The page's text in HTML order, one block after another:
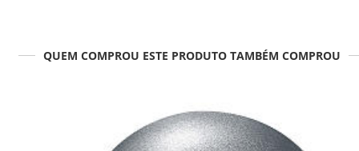
QUEM COMPROU ESTE PRODUTO TAMBÉM COMPROU